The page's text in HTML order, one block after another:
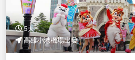
5天
高雄小港機場出發